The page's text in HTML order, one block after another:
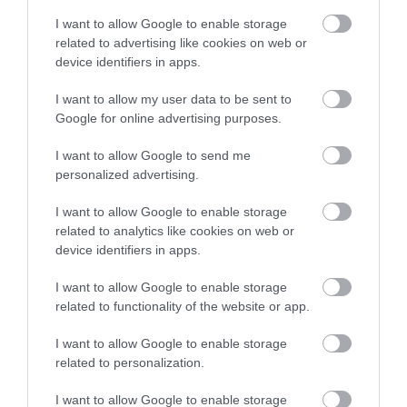
I want to allow Google to enable storage
related to advertising like cookies on web or
device identifiers in apps.
I want to allow my user data to be sent to
Google for online advertising purposes.
I want to allow Google to send me
personalized advertising.
I want to allow Google to enable storage
related to analytics like cookies on web or
device identifiers in apps.
I want to allow Google to enable storage
related to functionality of the website or app.
I want to allow Google to enable storage
related to personalization.
I want to allow Google to enable storage
mikor nekünk kihozták az
ételeket . Ezt az éhséggel
tetézett frusztrációt csak
szobahőmérsékletű
limonádéhoz külön kellett
kérnünk jeget, annak ellenére,
hogy a hogy készül
hogy friss naranccsal,
citrommal és jéggel készül a
kért ital. Záróakkordnak a
kávéhoz kért mandulatej
valami csoda folytán
a kis kellemetlenségek
ellenére nagyon jól éreztük
magunkat, az ételek